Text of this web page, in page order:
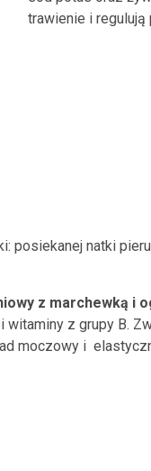
trawienie i regulują
posiekanej natki
z marchewką i
witaminy z grupy B.
moczowy i